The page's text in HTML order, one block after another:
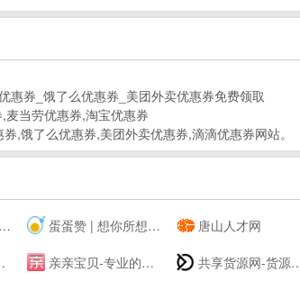
惠券_饿了么优惠券_美团外卖优惠券免费领取
当劳优惠券,淘宝优惠券
,饿了么优惠券,美团外卖优惠券,滴滴优惠券网站。
蛋蛋赞 | 想你所想,看你所看! 唐山人才网
亲亲宝贝-专业的育儿网站_亲亲宝贝网 共享货源网-货源总舵，淘宝店货源，工厂货源，奢侈品货源网